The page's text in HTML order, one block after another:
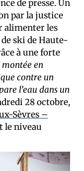
de presse. Un
par la justice
alimenter les
ski de Haute-
à une forte
en
contre un
l’eau dans un
28 octobre,
Sèvres –
le niveau